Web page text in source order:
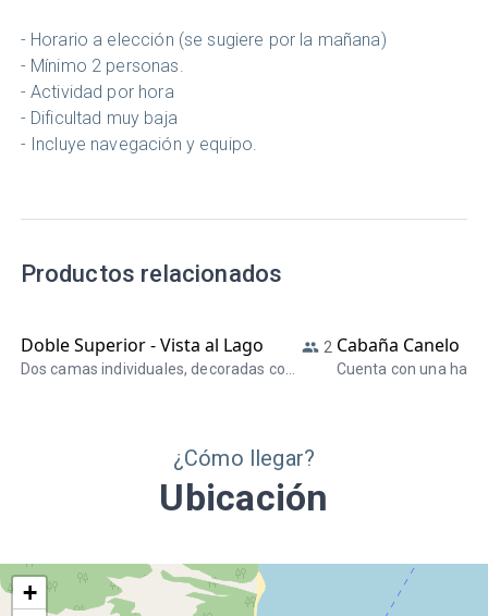
- Horario a elección (se sugiere por la mañana)
- Mínimo 2 personas.
- Actividad por hora
- Dificultad muy baja
- Incluye navegación y equipo.
Productos relacionados
Doble Superior - Vista al Lago
Dos camas individuales, decoradas con
Todos los Santos y a la Sierra Santo
2 Cabaña Canelo
Cuenta con una
Sierra Santo Domingo. Todas
cabañas están
rústica del lugar,
¿Cómo llegar?
Ubicación
+